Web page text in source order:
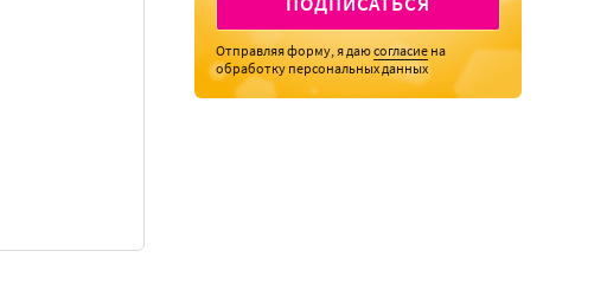
Отправляя форму, я даюсогласие на
обработку персональных данных